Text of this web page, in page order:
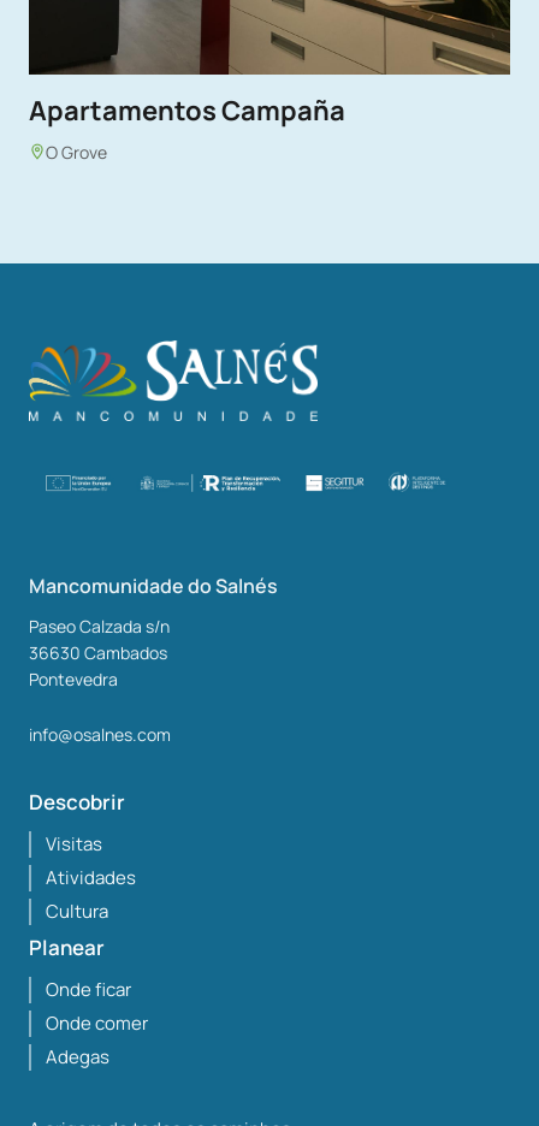
Apartamentos Campaña
O Grove
Mancomunidade do Salnés
Paseo Calzada s/n
36630 Cambados
Pontevedra
info@osalnes.com
Descobrir
Visitas
Atividades
Cultura
Planear
Onde ficar
Onde comer
Adegas